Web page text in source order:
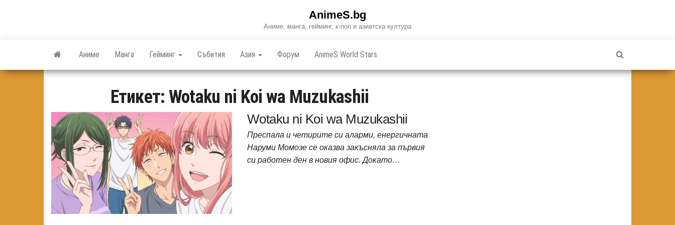
AnimeS.bg
Аниме, манга, гейминг, к-поп и азиатска култура
Аниме Манга Гейминг Събития Азия Форум AnimeS World Stars
Етикет: Wotaku ni Koi wa Muzukashii
Wotaku ni Koi wa Muzukashii
Преспала и четирите си аларми, енергичната
Наруми Момозе се оказва закъсняла за първия
си работен ден в новия офис. Докато…